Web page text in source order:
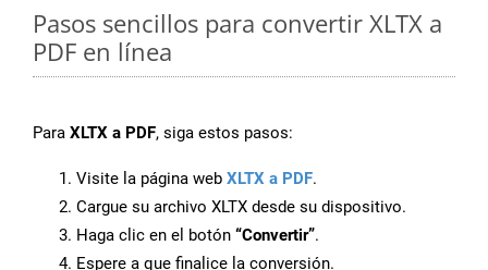
Pasos sencillos para convertir XLTX a
PDF en línea
Para XLTX a PDF, siga estos pasos:
Visite la página web XLTX a PDF.
Cargue su archivo XLTX desde su dispositivo.
Haga clic en el botón “Convertir”.
Espere a que finalice la conversión.